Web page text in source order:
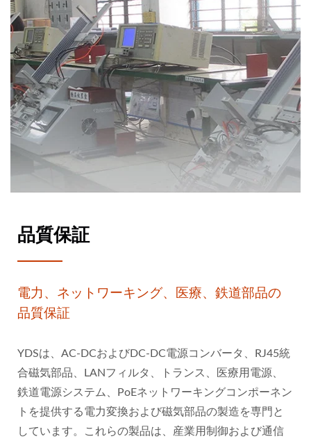
品質保証
電力、ネットワーキング、医療、鉄道部品の
品質保証
YDSは、AC-DCおよびDC-DC電源コンバータ、RJ45統
合磁気部品、LANフィルタ、トランス、医療用電源、
鉄道電源システム、PoEネットワーキングコンポーネン
トを提供する電力変換および磁気部品の製造を専門と
しています。これらの製品は、産業用制御および通信